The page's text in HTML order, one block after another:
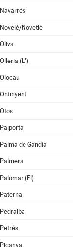
Navarrés
Novelé/Novetlè
Oliva
Olleria (L')
Olocau
Ontinyent
Otos
Paiporta
Palma de Gandía
Palmera
Palomar (El)
Paterna
Pedralba
Petrés
Picanya